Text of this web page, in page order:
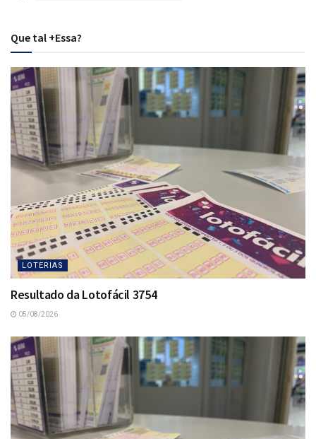
Que tal +Essa?
LOTERIAS
Resultado da Lotofácil 3754
05/08/2026